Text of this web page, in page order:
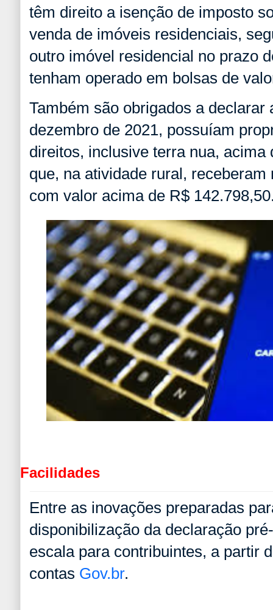
têm direito a isenção de imposto
venda de imóveis residenciais,
outro imóvel residencial no prazo
tenham operado em bolsas de
Também são obrigados a declarar
dezembro de 2021, possuíam
direitos, inclusive terra nua, acima
que, na atividade rural,
com valor acima de R$
Facilidades
Entre as inovações preparadas
disponibilização da declaração
escala para contribuintes, a partir
contas Gov.br.